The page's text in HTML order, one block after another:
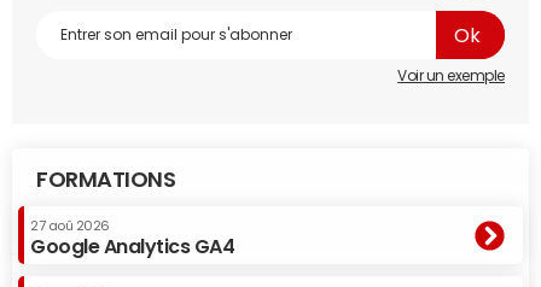
Voir un exemple
FORMATIONS
27 aoû 2026
Google Analytics GA4